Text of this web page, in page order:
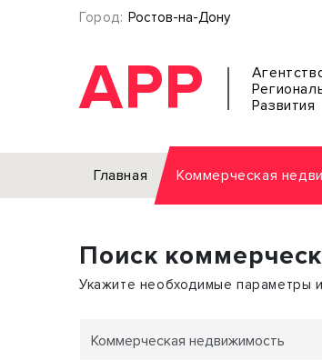
Город: Ростов-на-Дону
АРР
Развития
Главная Коммерческая
Офис
Торговое помещение
Склад
Поиск
Укажите необходимые параметры
Коммерческая недвижимость